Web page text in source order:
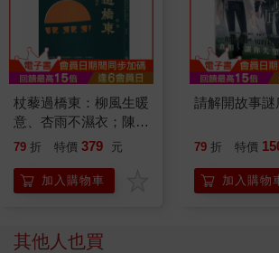
杖藜過橋東：柳風生暖
意、杏雨不濕衣；陳亮
恭談以心轉境的適齡漫
79 折 特價 379 元
加入購物車
請解開故事謎
79 折 特價
加入購物
其他人也買